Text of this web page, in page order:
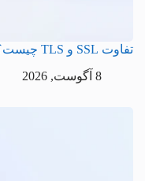
تفاوت SSL و TLS چیست؟ مقایسه و امنیت 2026
8 آگوست, 2026